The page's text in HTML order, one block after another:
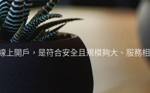
上開戶，是符合安全且規模夠大、服務相